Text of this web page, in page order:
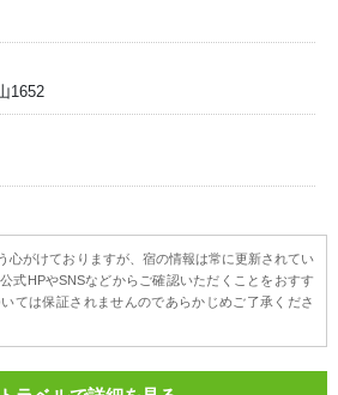
1652
心がけておりますが、宿の情報は常に更新されてい
式HPやSNSなどからご確認いただくことをおすす
ては保証されませんのであらかじめご了承くださ